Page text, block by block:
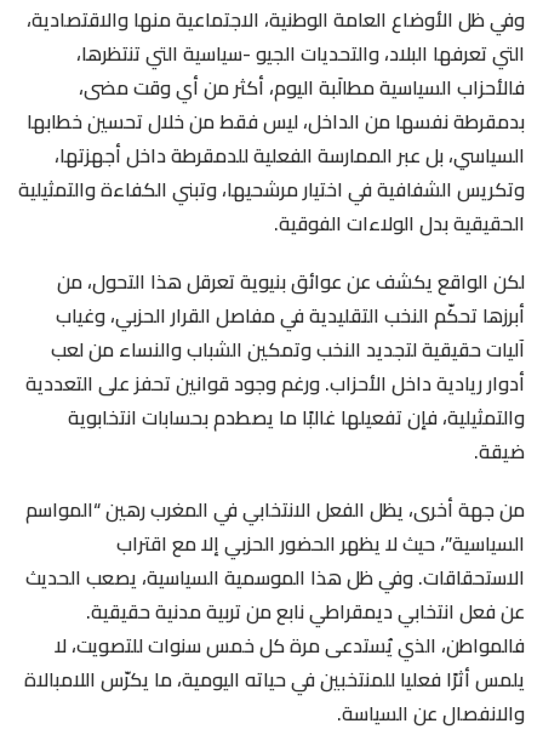
وفي ظل الأوضاع العامة الوطنية، الاجتماعية منها والاقتصادية،
التي تعرفها البلاد، والتحديات الجيو -سياسية التي تنتظرها،
فالأحزاب السياسية مطالَبة اليوم، أكثر من أي وقت مضى،
بدمقرطة نفسها من الداخل، ليس فقط من خلال تحسين خطابها
السياسي، بل عبر الممارسة الفعلية للدمقرطة داخل أجهزتها،
وتكريس الشفافية في اختيار مرشحيها، وتبني الكفاءة والتمثيلية
الحقيقية بدل الولاءات الفوقية.
لكن الواقع يكشف عن عوائق بنيوية تعرقل هذا التحول، من
أبرزها تحكّم النخب التقليدية في مفاصل القرار الحزبي، وغياب
آليات حقيقية لتجديد النخب وتمكين الشباب والنساء من لعب
أدوار ريادية داخل الأحزاب. ورغم وجود قوانين تحفز على التعددية
والتمثيلية، فإن تفعيلها غالبًا ما يصطدم بحسابات انتخابوية
ضيقة.
من جهة أخرى، يظل الفعل الانتخابي في المغرب رهين “المواسم
السياسية”، حيث لا يظهر الحضور الحزبي إلا مع اقتراب
الاستحقاقات. وفي ظل هذا الموسمية السياسية، يصعب الحديث
عن فعل انتخابي ديمقراطي نابع من تربية مدنية حقيقية.
فالمواطن، الذي يُستدعى مرة كل خمس سنوات للتصويت، لا
يلمس أثرًا فعليا للمنتخبين في حياته اليومية، ما يكرّس اللامبالاة
والانفصال عن السياسة.